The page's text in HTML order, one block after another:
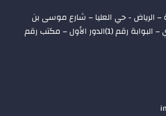
– الرياض - حي العليا – شارع موسى بن
نصير - مركز الصفوة التجاري – البوابة رقم (1)الدور الأول – مكتب رقم